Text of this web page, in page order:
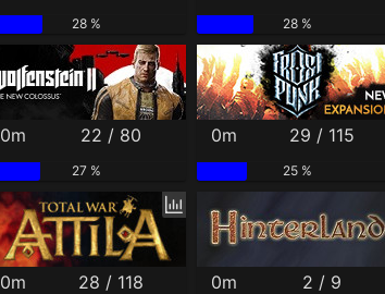
28 % 28 %
0m 22 / 80
27 %
0m 29 / 115
25 %
0m 28 / 118 0m 2 / 9